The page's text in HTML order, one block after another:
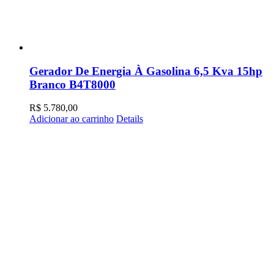
Gerador De Energia À Gasolina 6,5 Kva 15hp
Branco B4T8000
R$ 5.780,00
Adicionar ao carrinho Details